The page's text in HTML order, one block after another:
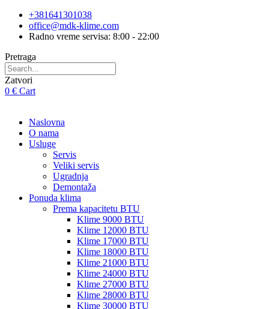
Skip
content
+381641301038
office@mdk-klime.com
Radno vreme servisa: 8:00 - 22:00
Pretraga
Zatvori
0 € Cart
Naslovna
O nama
Usluge
Servis
Veliki servis
Ugradnja
Demontaža
Ponuda klima
Prema kapacitetu BTU
Klime 9000 BTU
Klime 12000 BTU
Klime 17000 BTU
Klime 18000 BTU
Klime 21000 BTU
Klime 24000 BTU
Klime 27000 BTU
Klime 28000 BTU
Klime 30000 BTU